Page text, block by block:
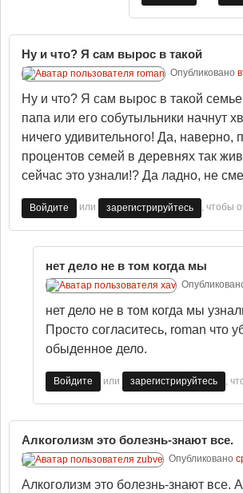
Ну и что? Я сам вырос в такой
Опубликовано
Ну и что? Я сам вырос в такой
папа или его собутыльники начнут
ничего удивительного! Да,
процентов семей в деревнях так
сейчас это узнали!? Да ладно, не
Войдите или зарегистрируйтесь , чтобы
нет дело не в том когда мы
нет дело не в том когда мы
Просто согласитесь, roman что
обыденное дело.
Войдите или зарегистрируйтесь ,
Алкоголизм это болезнь-знают все.
Опубликовано
Алкоголизм это болезнь-знают все.